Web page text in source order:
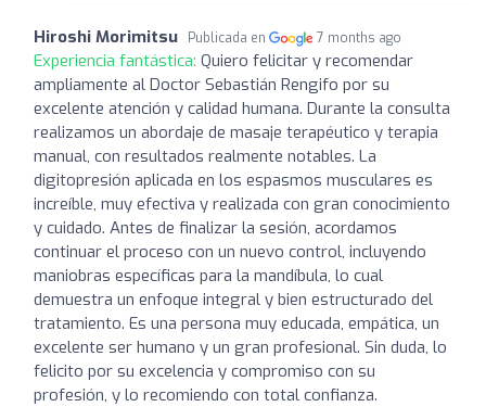
Hiroshi Morimitsu Publicada en 7 months ago
Experiencia fantástica: Quiero felicitar y recomendar
ampliamente al Doctor Sebastián Rengifo por su
excelente atención y calidad humana. Durante la consulta
realizamos un abordaje de masaje terapéutico y terapia
manual, con resultados realmente notables. La
digitopresión aplicada en los espasmos musculares es
increíble, muy efectiva y realizada con gran conocimiento
y cuidado. Antes de finalizar la sesión, acordamos
continuar el proceso con un nuevo control, incluyendo
maniobras específicas para la mandíbula, lo cual
demuestra un enfoque integral y bien estructurado del
tratamiento. Es una persona muy educada, empática, un
excelente ser humano y un gran profesional. Sin duda, lo
felicito por su excelencia y compromiso con su
profesión, y lo recomiendo con total confianza.